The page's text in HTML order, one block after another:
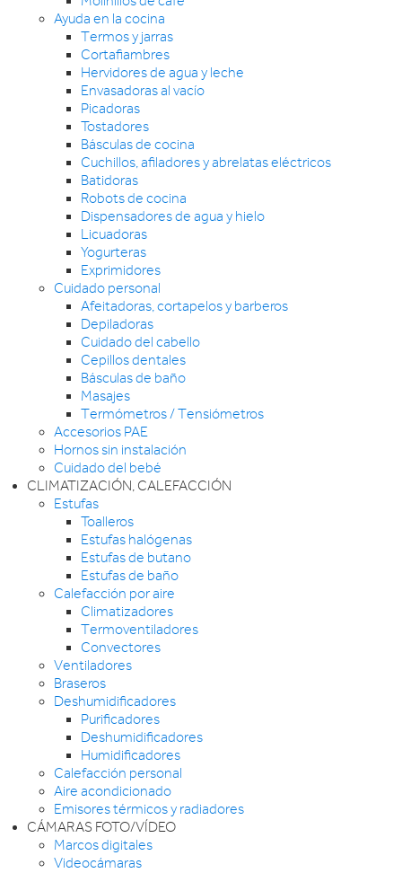
Ayuda en la cocina
Termos y jarras
Cortafiambres
Hervidores de agua y leche
Envasadoras al vacío
Picadoras
Tostadores
Básculas de cocina
Cuchillos, afiladores y abrelatas eléctricos
Batidoras
Robots de cocina
Dispensadores de agua y hielo
Licuadoras
Yogurteras
Exprimidores
Cuidado personal
Afeitadoras, cortapelos y barberos
Depiladoras
Cuidado del cabello
Cepillos dentales
Básculas de baño
Masajes
Termómetros / Tensiómetros
Accesorios PAE
Hornos sin instalación
Cuidado del bebé
CLIMATIZACIÓN, CALEFACCIÓN
Estufas
Toalleros
Estufas halógenas
Estufas de butano
Estufas de baño
Calefacción por aire
Climatizadores
Termoventiladores
Convectores
Ventiladores
Braseros
Deshumidificadores
Purificadores
Deshumidificadores
Humidificadores
Calefacción personal
Aire acondicionado
Emisores térmicos y radiadores
CÁMARAS FOTO/VÍDEO
Marcos digitales
Videocámaras